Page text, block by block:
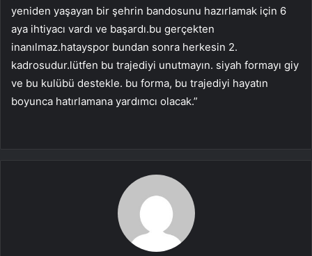
yeniden yaşayan bir şehrin bandosunu hazırlamak için 6
aya ihtiyacı vardı ve başardı.bu gerçekten
inanılmaz.hatayspor bundan sonra herkesin 2.
kadrosudur.lütfen bu trajediyi unutmayın. siyah formayı giy
ve bu kulübü destekle. bu forma, bu trajediyi hayatın
boyunca hatırlamana yardımcı olacak.”